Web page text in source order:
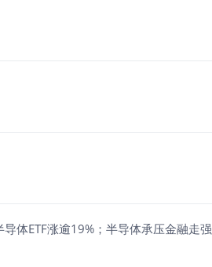
体ETF涨逾19%；半导体承压金融走强